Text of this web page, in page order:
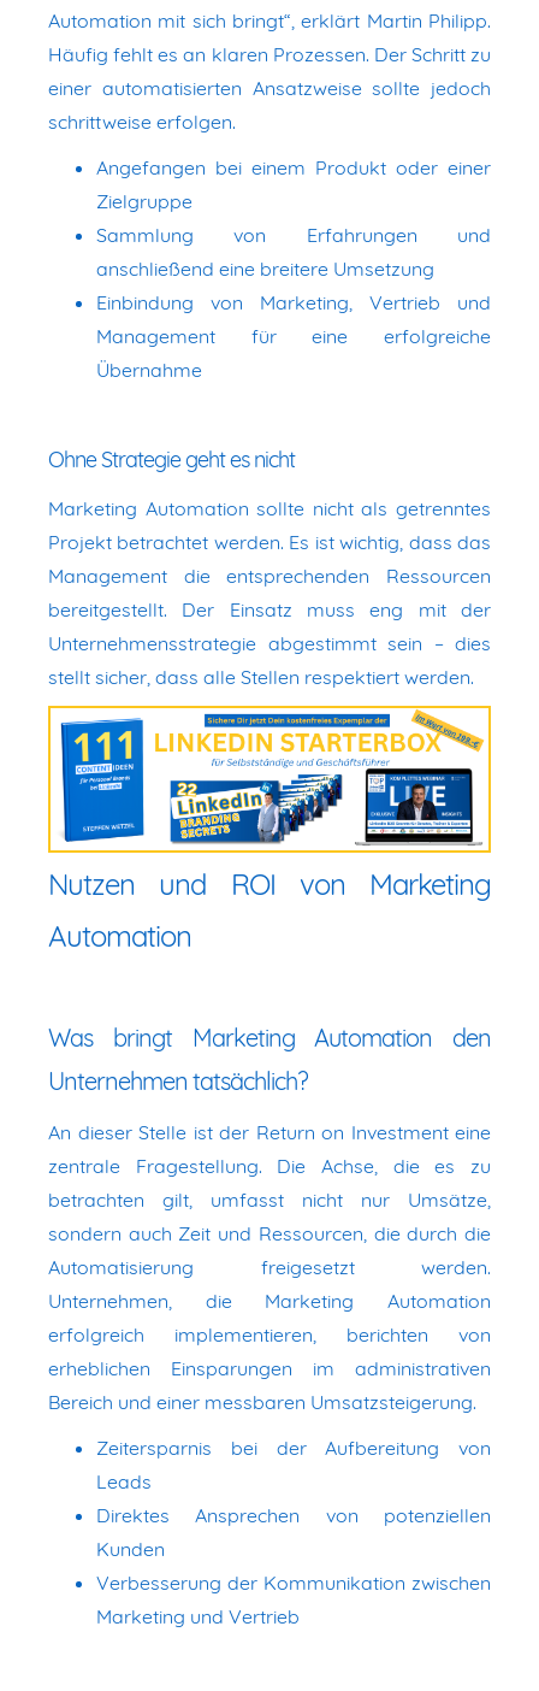
Automation mit sich bringt“, erklärt Martin Philipp.
Häufig fehlt es an klaren Prozessen. Der Schritt zu
einer automatisierten Ansatzweise sollte jedoch
schrittweise erfolgen.
Angefangen bei einem Produkt oder einer
Zielgruppe
Sammlung von Erfahrungen und
anschließend eine breitere Umsetzung
Einbindung von Marketing, Vertrieb und
Management für eine erfolgreiche
Übernahme
Ohne Strategie geht es nicht
Marketing Automation sollte nicht als getrenntes
Projekt betrachtet werden. Es ist wichtig, dass das
Management die entsprechenden Ressourcen
bereitgestellt. Der Einsatz muss eng mit der
Unternehmensstrategie abgestimmt sein – dies
stellt sicher, dass alle Stellen respektiert werden.
Nutzen und ROI von Marketing
Automation
Was bringt Marketing Automation den
Unternehmen tatsächlich?
An dieser Stelle ist der Return on Investment eine
zentrale Fragestellung. Die Achse, die es zu
betrachten gilt, umfasst nicht nur Umsätze,
sondern auch Zeit und Ressourcen, die durch die
Automatisierung freigesetzt werden.
Unternehmen, die Marketing Automation
erfolgreich implementieren, berichten von
erheblichen Einsparungen im administrativen
Bereich und einer messbaren Umsatzsteigerung.
Zeitersparnis bei der Aufbereitung von
Leads
Direktes Ansprechen von potenziellen
Kunden
Verbesserung der Kommunikation zwischen
Marketing und Vertrieb